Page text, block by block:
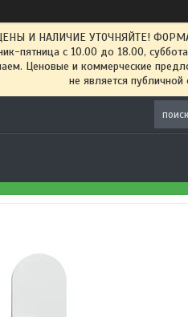
И НАЛИЧИЕ УТОЧНЯЙТЕ!
пятница с 10.00 до 18.00,
Ценовые и коммерческие
не является публичной